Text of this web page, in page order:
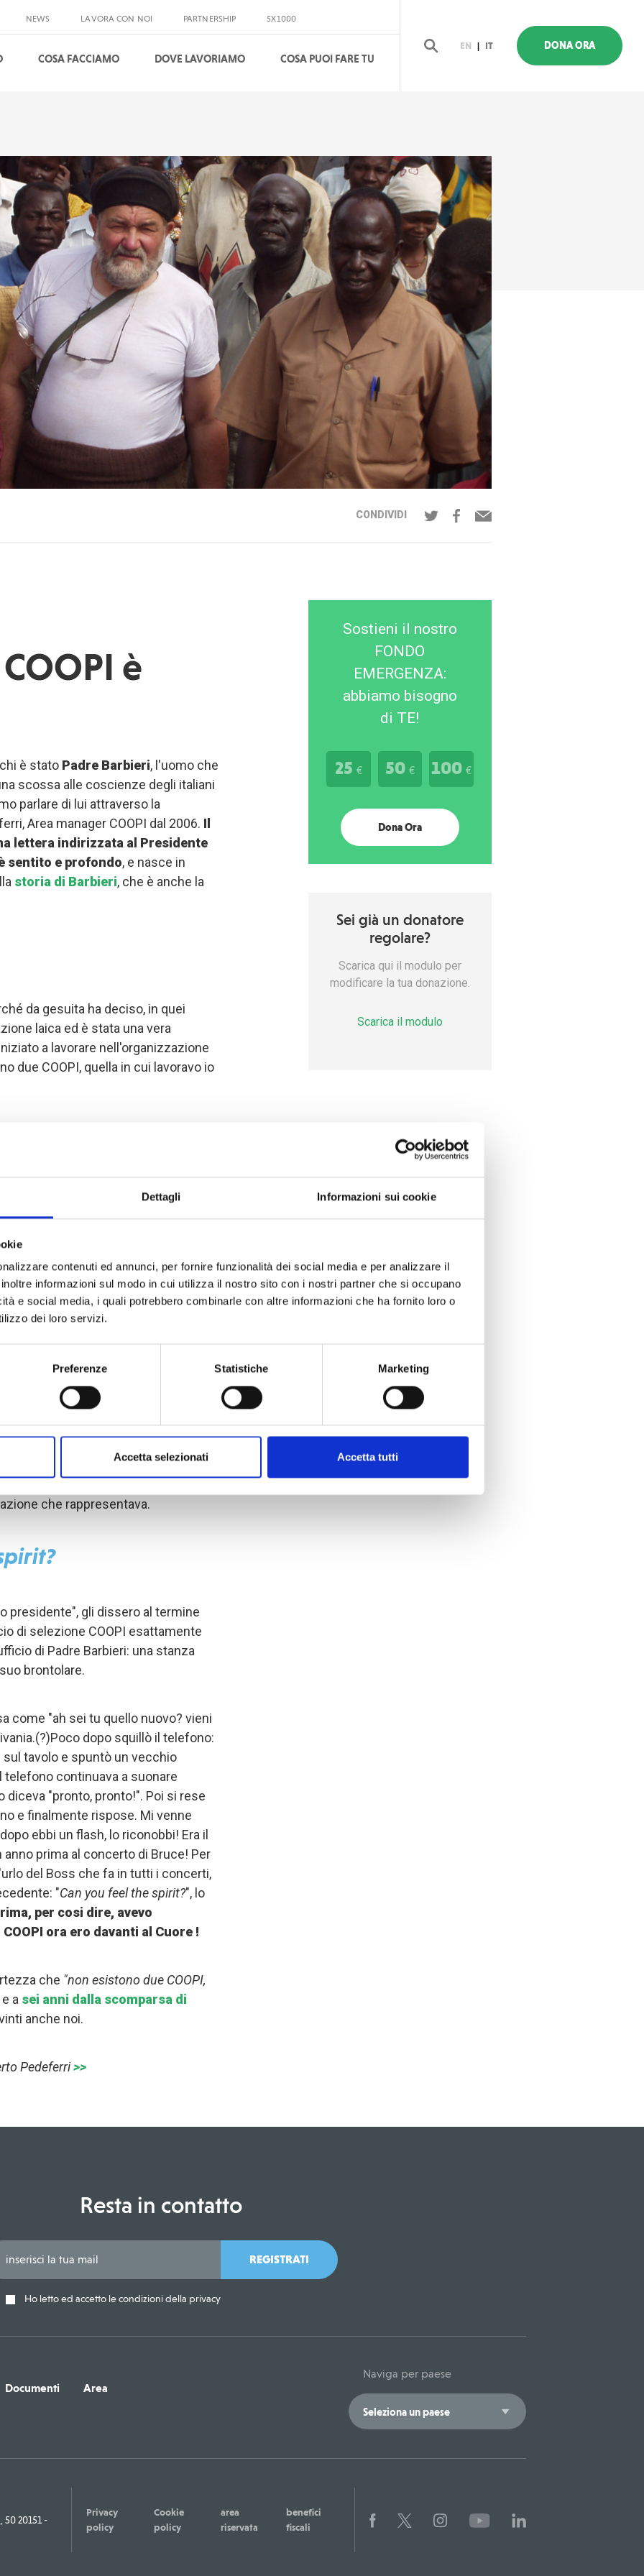
Dettagli Informazioni sui cookie
contenuti ed annunci, per fornire funzionalità dei social media e per analizzare il
informazioni sul modo in cui utilizza il nostro sito con i nostri partner che si occupano
e social media, i quali potrebbero combinarle con altre informazioni che ha fornito loro o
dei loro servizi.
Preferenze Statistiche Marketing
Accetta selezionati Accetta tutti
NEWS LAVORA CON NOI PARTNERSHIP 5X1000
COSA FACCIAMO DOVE LAVORIAMO COSA PUOI FARE TU
EN | IT DONA ORA
CONDIVIDI
è
è stato Padre Barbieri, l'uomo che
scossa alle coscienze degli italiani
parlare di lui attraverso la
Area manager COOPI dal 2006. Il
lettera indirizzata al Presidente
sentito e profondo, e nasce in
storia di Barbieri, che è anche la
da gesuita ha deciso, in quei
laica ed è stata una vera
a lavorare nell'organizzazione
due COOPI, quella in cui lavoravo io
vera solo in apparenza; è vera per
Padre Barbieri, il quale non solo ha
come beneficiaria del suo
in modo che in tanti potessero
fare altrettanto.
sognava un mondo più giusto era
cuore è venuto meno il divario
Padre Barbieri
Springsteen a Milano. Uberto, che
si recava al concerto con sua
non sapendo bene chi fosse, decise
al termine del concerto qualcosa
e, ringraziandolo, decise di
che rappresentava.
presidente", gli dissero al termine
di selezione COOPI esattamente
di Padre Barbieri: una stanza
brontolare.
come "ah sei tu quello nuovo? vieni
dopo squillò il telefono:
tavolo e spuntò un vecchio
continuava a suonare
diceva "pronto, pronto!". Poi si rese
e finalmente rispose. Mi venne
ebbi un flash, lo riconobbi! Era il
prima al concerto di Bruce! Per
del Boss che fa in tutti i concerti,
"Can you feel the spirit?", lo
per cosi dire, avevo
ora ero davanti al Cuore !
che "non esistono due COOPI,
a sei anni dalla scomparsa di
anche noi.
Pedeferri>>
Sostieni il nostro
FONDO
EMERGENZA:
abbiamo bisogno
di TE!
25 € 50 € 100€
Dona Ora
Sei già un donatore
regolare?
Scarica qui il modulo per
modificare la tua donazione.
Scarica il modulo
Resta in contatto
REGISTRATI
Ho letto ed accetto le condizioni della privacy
Documenti
Area
Naviga per paese
20151 -
Privacy
policy
Cookie
policy
area
riservata
benefici
fiscali